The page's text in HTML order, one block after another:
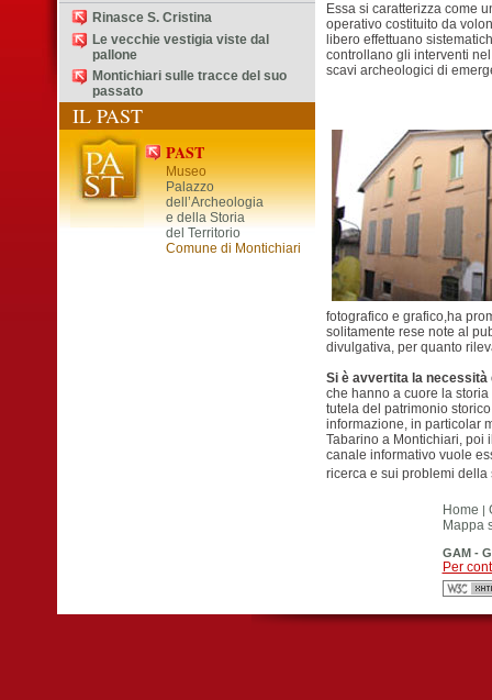
Rinasce S. Cristina
Le vecchie vestigia viste dal
pallone
Montichiari sulle tracce del suo
passato
IL PAST
PAST
Museo
Palazzo
dell’Archeologia
e della Storia
del Territorio
Comune di Montichiari
Essa si caratterizza come
operativo costituito da
libero effettuano
controllano gli interventi
scavi archeologici di
fotografico e grafico,ha
solitamente rese note al
divulgativa, per quanto
Si è avvertita la
che hanno a cuore la
tutela del patrimonio
informazione, in particolar
Tabarino a Montichiari, poi
canale informativo vuole
ricerca e sui problemi
Home |
Mappa
GAM -
Per